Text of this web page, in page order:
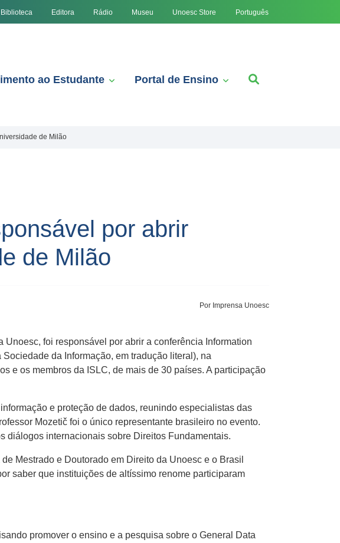
Biblioteca Editora Rádio Museu Unoesc Store Português
ao Estudante Portal de Ensino
de Milão
por abrir
de Milão
Por Imprensa Unoesc
foi responsável por abrir a conferência Information
da Informação, em tradução literal), na
e os membros da ISLC, de mais de 30 países. A participação
e proteção de dados, reunindo especialistas das
Mozetič foi o único representante brasileiro no evento.
diálogos internacionais sobre Direitos Fundamentais.
Mestrado e Doutorado em Direito da Unoesc e o Brasil
saber que instituições de altíssimo renome participaram
promover o ensino e a pesquisa sobre o General Data